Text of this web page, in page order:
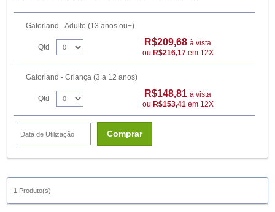
Gatorland - Adulto (13 anos ou+)
Qtd R$209,68à vista
ou R$216,17em 12X
Gatorland - Criança (3 a 12 anos)
Qtd R$148,81à vista
ou R$153,41em 12X
Comprar
1 Produto(s)